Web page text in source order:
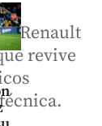
Renault
revive